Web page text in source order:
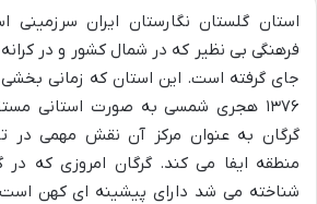
استان گلستان نگارستان ایران سرزمینی
فرهنگی بی نظیر که در شمال کشور و در
جای گرفته است. این استان که زمانی بخشی
۱۳۷۶ هجری شمسی به صورت استانی
گرگان به عنوان مرکز آن نقش مهمی در
منطقه ایفا می کند. گرگان امروزی که در
شناخته می شد دارای پیشینه ای کهن